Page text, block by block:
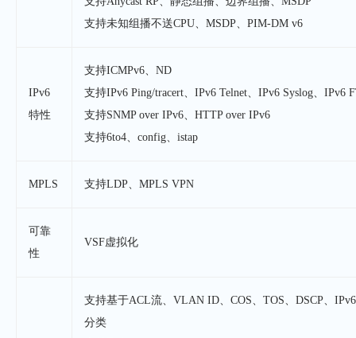
支持未知组播不送CPU、MSDP、PIM-DM v6
IPv6
特性
支持ICMPv6、ND
支持IPv6 Ping/tracert、IPv6 Telnet、IPv6 Syslog、IPv6
支持SNMP over IPv6、HTTP over IPv6
支持6to4、config、istap
MPLS 支持LDP、MPLS VPN
可靠
性
VSF虚拟化
支持基于ACL流、VLAN ID、COS、TOS、DSCP、
分类